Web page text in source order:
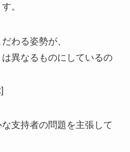
。
わる姿勢が、
異なるものにしているの
支持者の問題を主張して